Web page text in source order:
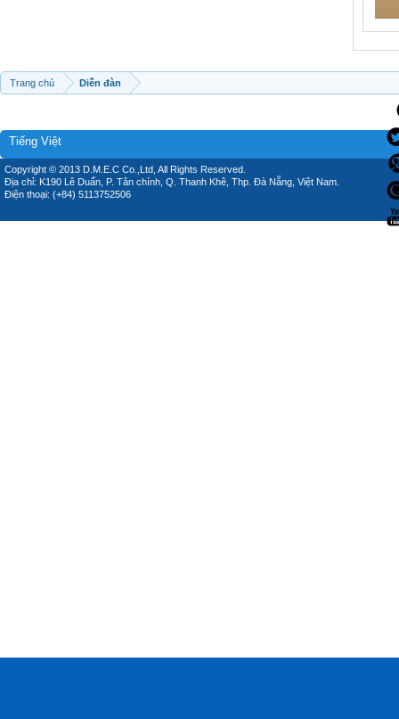
Trang chủ Diễn đàn
Tiếng Việt
Copyright © 2013 D.M.E.C Co.,Ltd, All Rights Reserved.
Địa chỉ: K190 Lê Duẩn, P. Tân chính, Q. Thanh Khê, Thp. Đà Nẵng, Việt Nam.
Điện thoại: (+84) 5113752506